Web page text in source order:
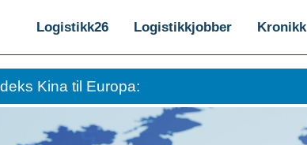
Logistikk26 Logistikkjobber Kronikk
Kina til Europa: